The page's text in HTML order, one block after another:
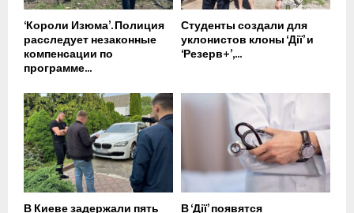
‘Короли Изюма’. Полиция
расследует незаконные
компенсации по
программе...
Студенты создали для
уклонистов клоны ‘Дії’ и
‘Резерв+’,...
В Киеве задержали пять В ‘Дії’ появятся